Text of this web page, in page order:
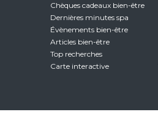
Chèques cadeaux bien-être
Dernières minutes spa
Évènements bien-être
Articles bien-être
Top recherches
Carte interactive